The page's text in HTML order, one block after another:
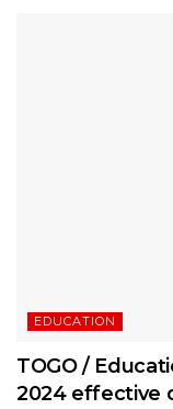
EDUCATION
TOGO /
2024 effective